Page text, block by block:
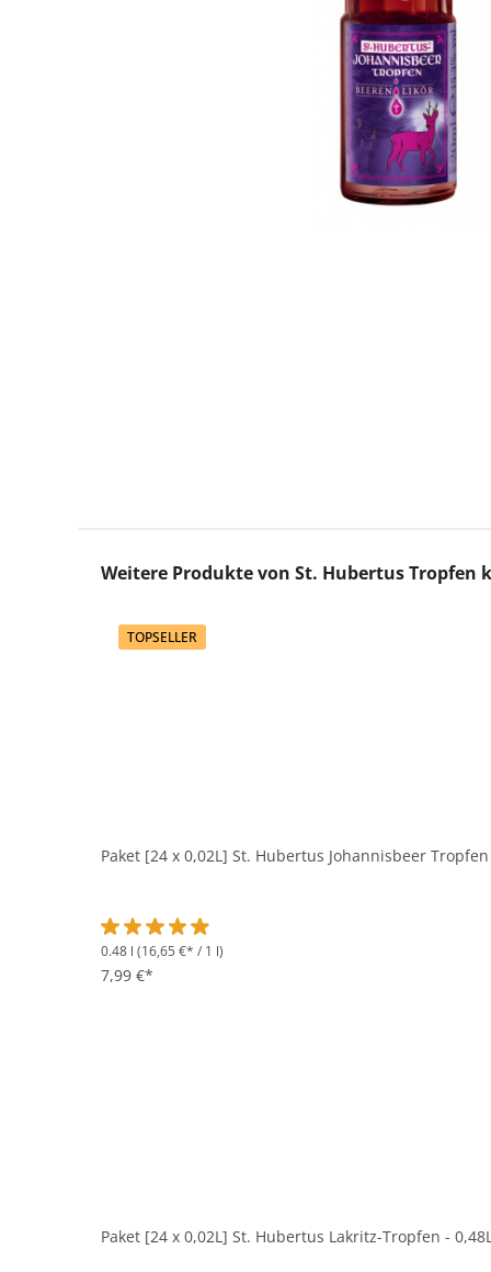
Produktgalerie überspringen
Weitere Produkte von St. Hubertus Tropfen
TOPSELLER
Paket [24 x 0,02L] St. Hubertus Johannisbeer Tropfen
Durchschnittliche Bewertung von 4.8 von 5 Sternen
0.48 l (16,65 €* / 1 l)
7,99 €*
Paket [24 x 0,02L] St. Hubertus Lakritz-Tropfen -